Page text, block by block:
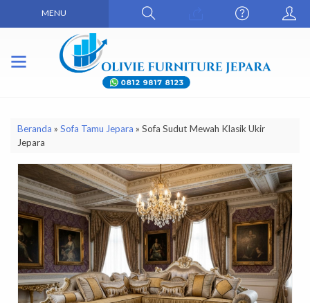
MENU
Beranda » Sofa Tamu Jepara » Sofa Sudut Mewah Klasik Ukir
Jepara